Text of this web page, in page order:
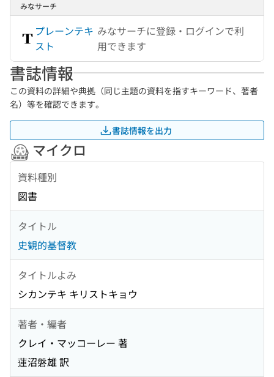
みなサーチ
プレーンテキ
スト
みなサーチに登録・ログインで利
用できます
書誌情報
この資料の詳細や典拠（同じ主題の資料を指すキーワード、著者
名）等を確認できます。
書誌情報を出力
マイクロ
資料種別
図書
タイトル
史観的基督教
タイトルよみ
シカンテキ キリストキョウ
著者・編者
クレイ・マッコーレー 著
蓮沼磐雄 訳